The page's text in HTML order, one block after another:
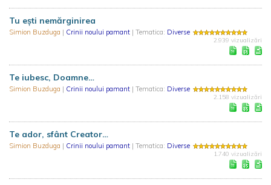
Tu eşti nemărginirea
Simion Buzduga | Crinii noului pamant | Tematica: Diverse
2.939 vizualizări
Te iubesc, Doamne…
Simion Buzduga | Crinii noului pamant | Tematica: Diverse
2.158 vizualizări
Te ador, sfânt Creator…
Simion Buzduga | Crinii noului pamant | Tematica: Diverse
1.740 vizualizări